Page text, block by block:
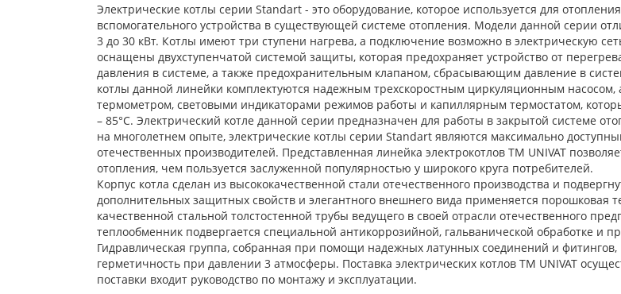
Электрические котлы серии Standart - это оборудование, которое используется для
вспомогательного устройства в существующей системе отопления. Модели данной серии
3 до 30 кВт. Котлы имеют три ступени нагрева, а подключение возможно в электрическую
оснащены двухступенчатой системой защиты, которая предохраняет устройство от
давления в системе, а также предохранительным клапаном, сбрасывающим давление в
котлы данной линейки комплектуются надежным трехскоростным циркуляционным насосом,
термометром, световыми индикаторами режимов работы и капиллярным термостатом,
– 85°С. Электрический котле данной серии предназначен для работы в закрытой системе
на многолетнем опыте, электрические котлы серии Standart являются максимально
отечественных производителей. Представленная линейка электрокотлов ТМ UNIVAT
отопления, чем пользуется заслуженной популярностью у широкого круга потребителей.
Корпус котла сделан из высококачественной стали отечественного производства и
дополнительных защитных свойств и элегантного внешнего вида применяется порошковая
качественной стальной толстостенной трубы ведущего в своей отрасли отечественного
теплообменник подвергается специальной антикоррозийной, гальванической обработке и
Гидравлическая группа, собранная при помощи надежных латунных соединений и
герметичность при давлении 3 атмосферы. Поставка электрических котлов ТМ UNIVAT
поставки входит руководство по монтажу и эксплуатации.